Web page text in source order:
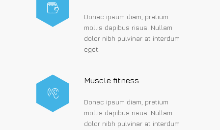
Donec ipsum diam, pretium
mollis dapibus risus. Nullam
dolor nibh pulvinar at interdum
eget.
Muscle fitness
Donec ipsum diam, pretium
mollis dapibus risus. Nullam
dolor nibh pulvinar at interdum